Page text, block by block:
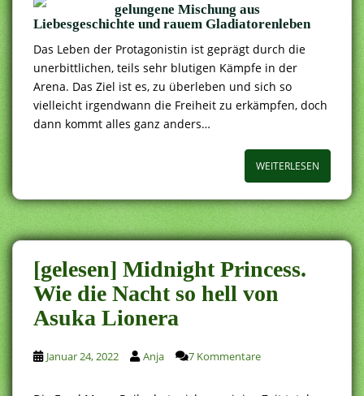
gelungene Mischung aus
Liebesgeschichte und rauem Gladiatorenleben
Das Leben der Protagonistin ist geprägt durch die
unerbittlichen, teils sehr blutigen Kämpfe in der
Arena. Das Ziel ist es, zu überleben und sich so
vielleicht irgendwann die Freiheit zu erkämpfen, doch
dann kommt alles ganz anders…
WEITERLESEN
[gelesen] Midnight Princess.
Wie die Nacht so hell von
Asuka Lionera
Januar 24, 2022 Anja 7 Kommentare